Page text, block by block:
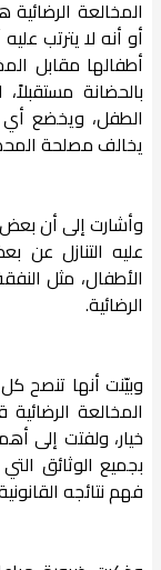
المخالعة
أو أنه لا يترتب
أطفالها مقابل
بالحضانة
الطفل، ويخضع أي
يخالف مصلحة
وأشارت إلى أن بعض
عليه التنازل عن
الأطفال، مثل
الرضائية.
وبيّنت أنها تنصح
المخالعة
خيار، ولفتت إلى
بجميع الوثائق
فهم نتائجه